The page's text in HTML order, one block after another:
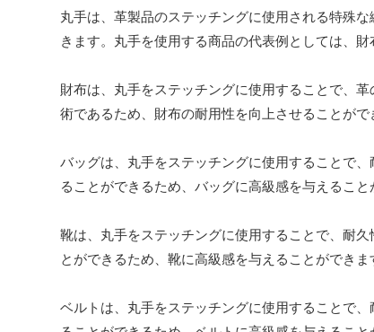
丸手は、革製品のステッチングに使用される特殊
きます。丸手を使用する商品の代表例としては、
財布は、丸手をステッチングに使用することで、
術であるため、財布の耐用性を向上させることがで
バッグは、丸手をステッチングに使用することで
ることができるため、バッグに高級感を与えること
靴は、丸手をステッチングに使用することで、耐
とができるため、靴に高級感を与えることができま
ベルトは、丸手をステッチングに使用することで